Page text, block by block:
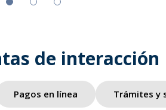
de interacción
Pagos en línea Trámites y